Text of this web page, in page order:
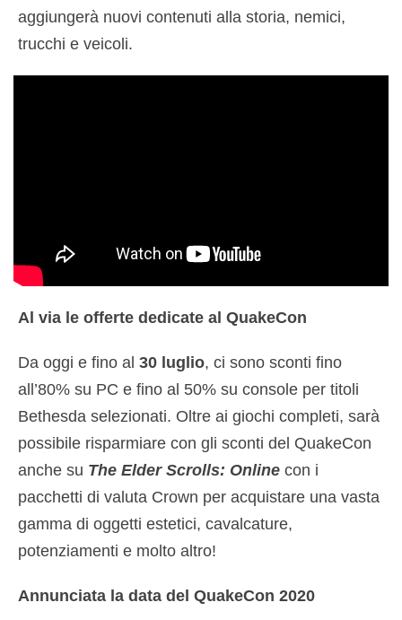
aggiungerà nuovi contenuti alla storia, nemici,
trucchi e veicoli.
Al via le offerte dedicate al QuakeCon
Da oggi e fino al 30 luglio, ci sono sconti fino
all’80% su PC e fino al 50% su console per titoli
Bethesda selezionati. Oltre ai giochi completi, sarà
possibile risparmiare con gli sconti del QuakeCon
anche su The Elder Scrolls: Online con i
pacchetti di valuta Crown per acquistare una vasta
gamma di oggetti estetici, cavalcature,
potenziamenti e molto altro!
Annunciata la data del QuakeCon 2020